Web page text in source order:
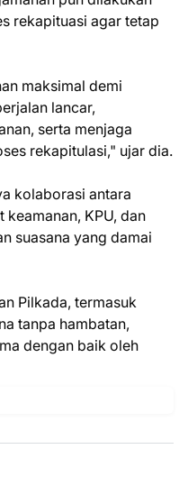
rekapituasi agar tetap
maksimal demi
lancar,
serta menjaga
rekapitulasi," ujar dia.
kolaborasi antara
KPU, dan
suasana yang damai
Pilkada, termasuk
tanpa hambatan,
dengan baik oleh